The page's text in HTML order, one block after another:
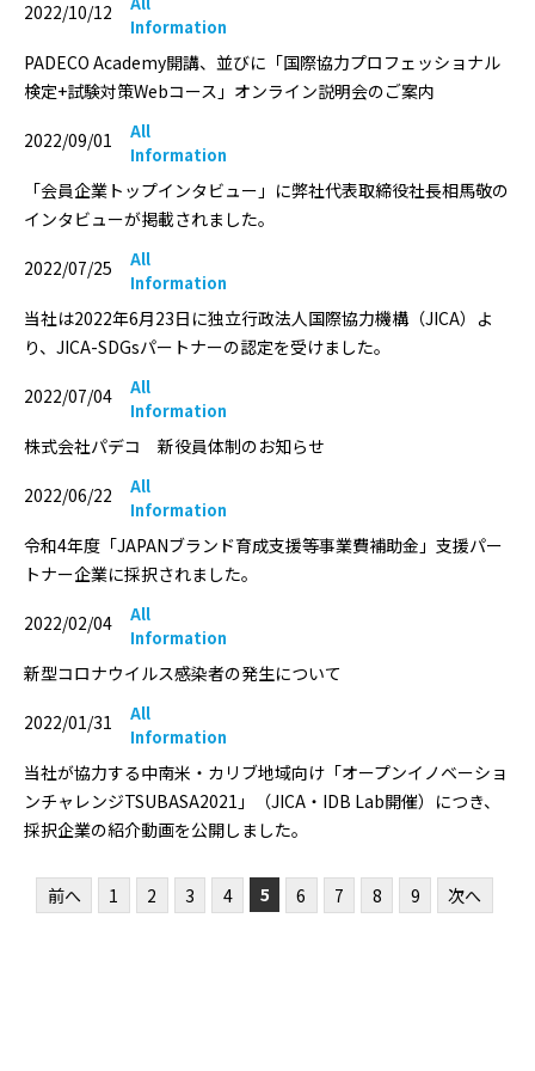
2022/10/12
Information
PADECO Academy開講、並びに「国際協力プロフェッショナル
検定+試験対策Webコース」オンライン説明会のご案内
2022/09/01
All
Information
「会員企業トップインタビュー」に弊社代表取締役社長相馬敬の
インタビューが掲載されました。
2022/07/25
All
Information
当社は2022年6月23日に独立行政法人国際協力機構（JICA）よ
り、JICA-SDGsパートナーの認定を受けました。
2022/07/04
All
Information
株式会社パデコ 新役員体制のお知らせ
2022/06/22
All
Information
令和4年度「JAPANブランド育成支援等事業費補助金」支援パー
トナー企業に採択されました｡
2022/02/04
All
Information
新型コロナウイルス感染者の発生について
2022/01/31
All
Information
当社が協力する中南米・カリブ地域向け「オープンイノベーショ
ンチャレンジTSUBASA2021」（JICA・IDB Lab開催）につき、
採択企業の紹介動画を公開しました。
前へ 1 2 3 4 5 6 7 8 9 次へ